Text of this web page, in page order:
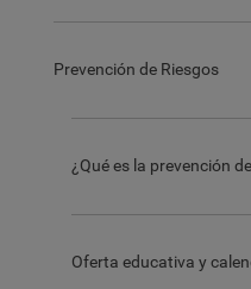
Prevención de Riesgos
¿Qué es la prevención
Oferta educativa y